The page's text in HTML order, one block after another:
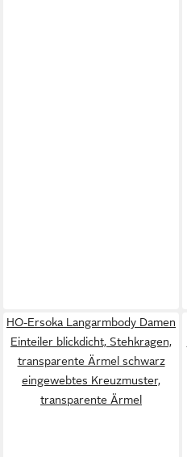
HO-Ersoka Langarmbody Damen
Einteiler blickdicht, Stehkragen,
transparente Ärmel schwarz
eingewebtes Kreuzmuster,
transparente Ärmel